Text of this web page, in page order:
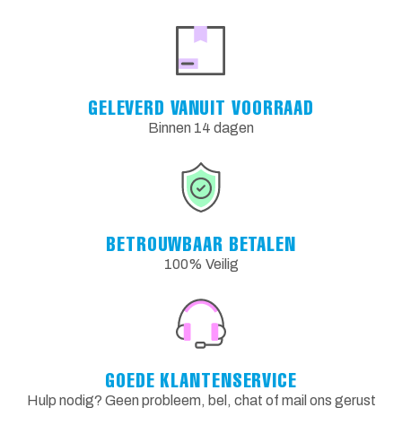
GELEVERD VANUIT VOORRAAD
Binnen 14 dagen
BETROUWBAAR BETALEN
100% Veilig
GOEDE KLANTENSERVICE
Hulp nodig? Geen probleem, bel, chat of mail ons gerust